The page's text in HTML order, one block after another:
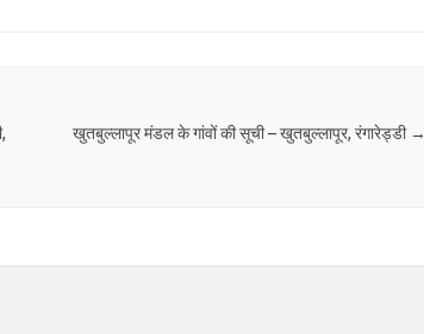
खुतबुल्लापूर मंडल के गांवों की सूची – खुतबुल्लापूर, रंगारेड्डी →